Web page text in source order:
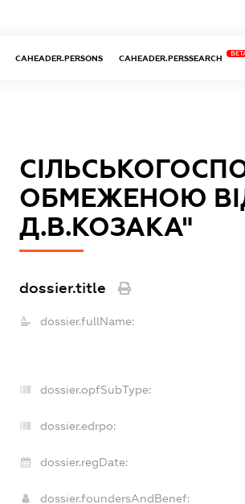
CAHEADER.PERSONS CAHEADER.PERSSEARCH
ОБМЕЖЕНОЮ
Д.В.КОЗАКА"
dossier.title
dossier.fullName:
dossier.opfSubType:
dossier.edrpo:
dossier.regDate:
dossier.foundersAndBenef: